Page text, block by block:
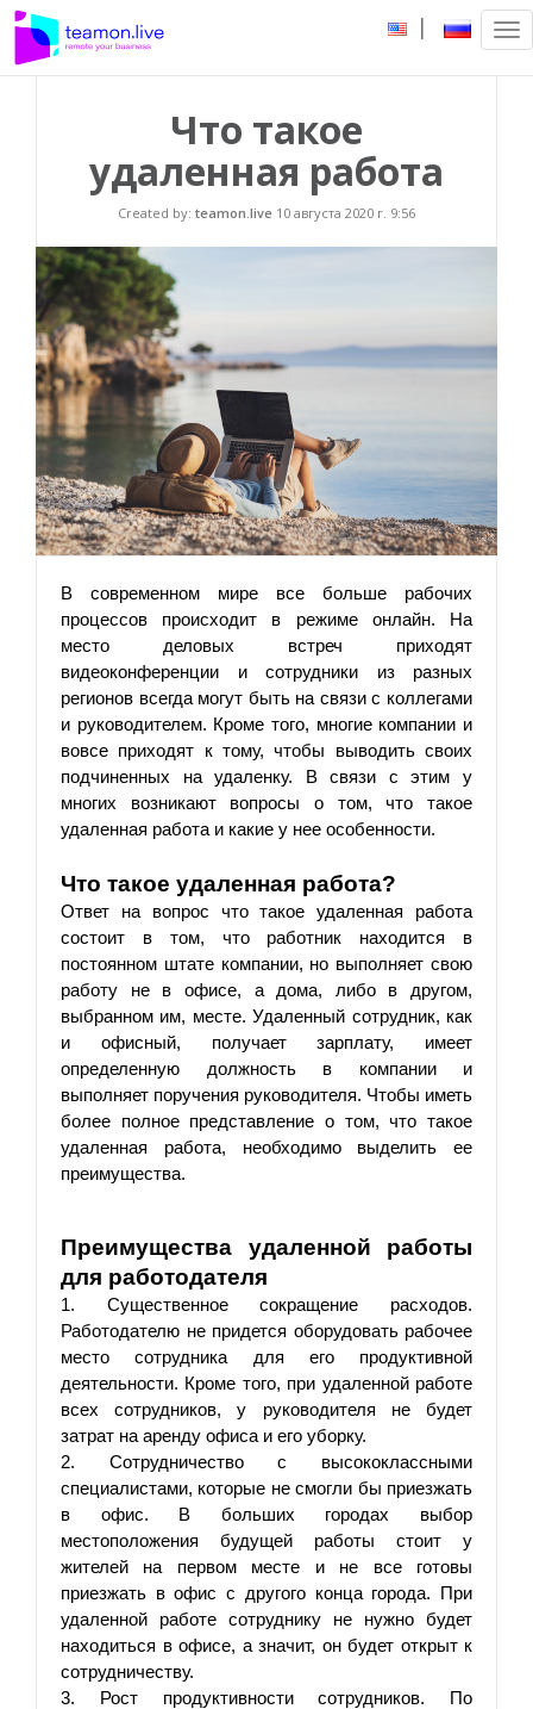
|
Что такое
удаленная работа
Created by: teamon.live 10 августа 2020 г. 9:56
В современном мире все больше рабочих
процессов происходит в режиме онлайн. На
место деловых встреч приходят
видеоконференции и сотрудники из разных
регионов всегда могут быть на связи с коллегами
и руководителем. Кроме того, многие компании и
вовсе приходят к тому, чтобы выводить своих
подчиненных на удаленку. В связи с этим у
многих возникают вопросы о том, что такое
удаленная работа и какие у нее особенности.
Что такое удаленная работа?
Ответ на вопрос что такое удаленная работа
состоит в том, что работник находится в
постоянном штате компании, но выполняет свою
работу не в офисе, а дома, либо в другом,
выбранном им, месте. Удаленный сотрудник, как
и офисный, получает зарплату, имеет
определенную должность в компании и
выполняет поручения руководителя. Чтобы иметь
более полное представление о том, что такое
удаленная работа, необходимо выделить ее
преимущества.
Преимущества удаленной работы
для работодателя
1. Существенное сокращение расходов.
Работодателю не придется оборудовать рабочее
место сотрудника для его продуктивной
деятельности. Кроме того, при удаленной работе
всех сотрудников, у руководителя не будет
затрат на аренду офиса и его уборку.
2. Сотрудничество с высококлассными
специалистами, которые не смогли бы приезжать
в офис. В больших городах выбор
местоположения будущей работы стоит у
жителей на первом месте и не все готовы
приезжать в офис с другого конца города. При
удаленной работе сотруднику не нужно будет
находиться в офисе, а значит, он будет открыт к
сотрудничеству.
3. Рост продуктивности сотрудников. По